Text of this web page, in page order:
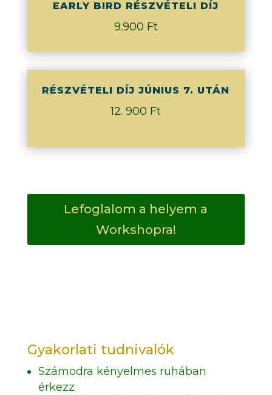
EARLY BIRD RÉSZVÉTELI DÍJ
9.900 Ft
RÉSZVÉTELI DÍJ JÚNIUS 7. UTÁN
12. 900 Ft
Lefoglalom a helyem a
Workshopra!
Gyakorlati tudnivalók
Számodra kényelmes ruhában
érkezz